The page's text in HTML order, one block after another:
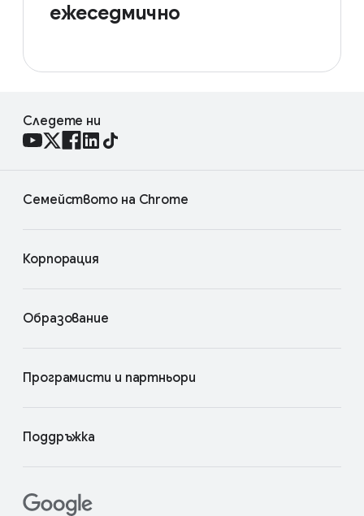
ежеседмично
Следете ни
Семейството на Chrome
Корпорация
Образование
Програмисти и партньори
Поддръжка